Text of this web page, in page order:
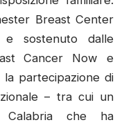
Breast Center
e sostenuto dalle
Cancer Now e
partecipazione di
– tra cui un
Calabria che ha